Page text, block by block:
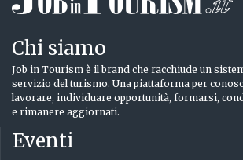
Chi siamo
Job in Tourism è il brand che racchiude un
servizio del turismo. Una piattaforma per
lavorare, individuare opportunità, formarsi,
e rimanere aggiornati.
Eventi